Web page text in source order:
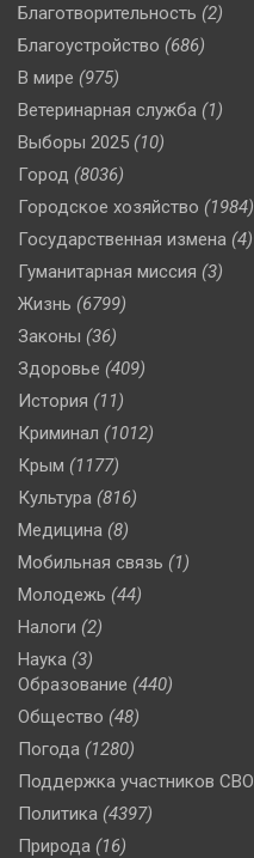
Благотворительность (2)
Благоустройство (686)
В мире (975)
Ветеринарная служба (1)
Выборы 2025 (10)
Город (8036)
Городское хозяйство (1984)
Государственная измена (4)
Гуманитарная миссия (3)
Жизнь (6799)
Законы (36)
Здоровье (409)
История (11)
Криминал (1012)
Крым (1177)
Культура (816)
Медицина (8)
Мобильная связь (1)
Молодежь (44)
Налоги (2)
Наука (3)
Образование (440)
Общество (48)
Погода (1280)
Поддержка участников СВО
Политика (4397)
Природа (16)